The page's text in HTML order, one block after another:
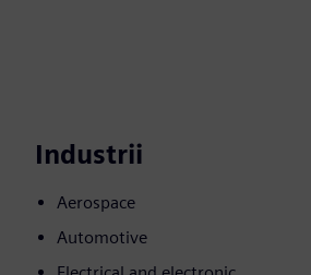
Industrii
Aerospace
Automotive